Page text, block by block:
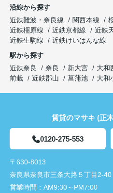
沿線から探す
近鉄難波・奈良線
関西本線
近鉄橿原線
近鉄京都線 近鉄
近鉄生駒線
近鉄けいはんな線
駅から探す
近鉄奈良
奈良 新大宮 大和
前栽
近鉄郡山 菖蒲池 大和
賃貸のマサキ (正
0120-275-553
〒630-8013
奈良県奈良市三条大路５丁目2-40
営業時間： AM9:30～PM7:00